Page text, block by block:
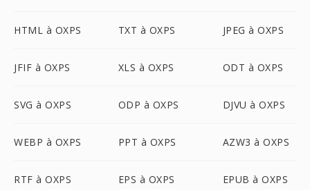
HTML à OXPS TXT à OXPS JPEG à OXPS
JFIF à OXPS XLS à OXPS ODT à OXPS
SVG à OXPS ODP à OXPS DJVU à OXPS
WEBP à OXPS PPT à OXPS AZW3 à OXPS
RTF à OXPS EPS à OXPS EPUB à OXPS